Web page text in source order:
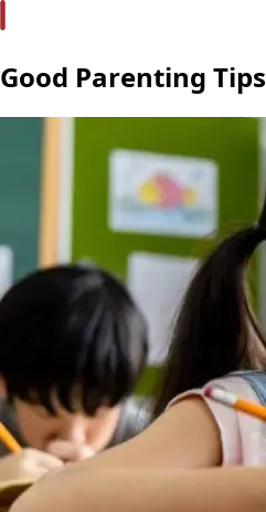
Good Parenting Tips